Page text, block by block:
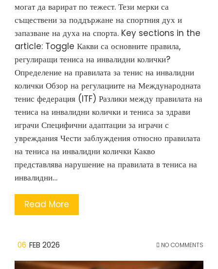
могат да варират по тежест. Тези мерки са
съществени за поддържане на спортния дух и
запазване на духа на спорта. Key sections in the
article: Toggle Какви са основните правила,
регулиращи тениса на инвалидни колички?
Определение на правилата за тенис на инвалидни
колички Обзор на регулациите на Международната
тенис федерация (ITF) Разлики между правилата на
тениса на инвалидни колички и тениса за здрави
играчи Специфични адаптации за играчи с
увреждания Чести заблуждения относно правилата
на тениса на инвалидни колички Какво
представлява нарушение на правилата в тениса на
инвалидни…
Read More
06 FEB 2026 NO COMMENTS